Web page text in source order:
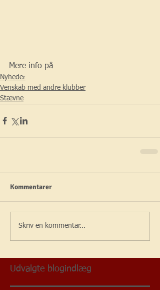
Mere info på
Nyheder
Venskab med andre klubber
Stævne
Kommentarer
Skriv en kommentar...
Udvalgte blogindlæg